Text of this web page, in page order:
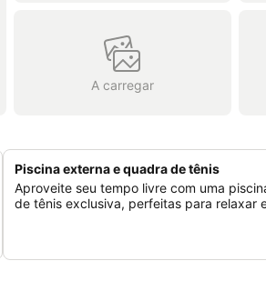
A carregar
Piscina externa e quadra de tênis
Aproveite seu tempo livre com uma
de tênis exclusiva, perfeitas para relaxar